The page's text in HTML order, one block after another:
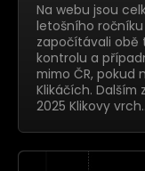
Na webu jsou
letošního ročníku
započítávali obě
kontrolu a
mimo ČR, pokud
Klikáčích. Dalším
2025 Klikovy